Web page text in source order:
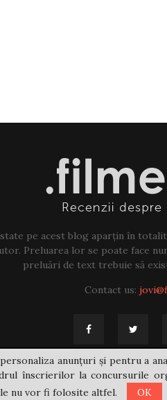
pe acest blog aparțin în
Preluarea lor se poate face
preluări de text trebuie să
Contact us:
@2021 -
anunțuri și pentru a
înscrierilor la concursurile
nu vor fi folosite altfel.
OK